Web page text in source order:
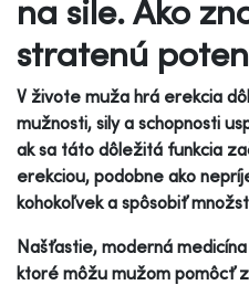
na sile. Ako
stratenú
V živote muža hrá erekcia
mužnosti, sily a schopnosti
ak sa táto dôležitá funkcia
erekciou, podobne ako
kohokoľvek a spôsobiť
Našťastie, moderná
ktoré môžu mužom pomôcť